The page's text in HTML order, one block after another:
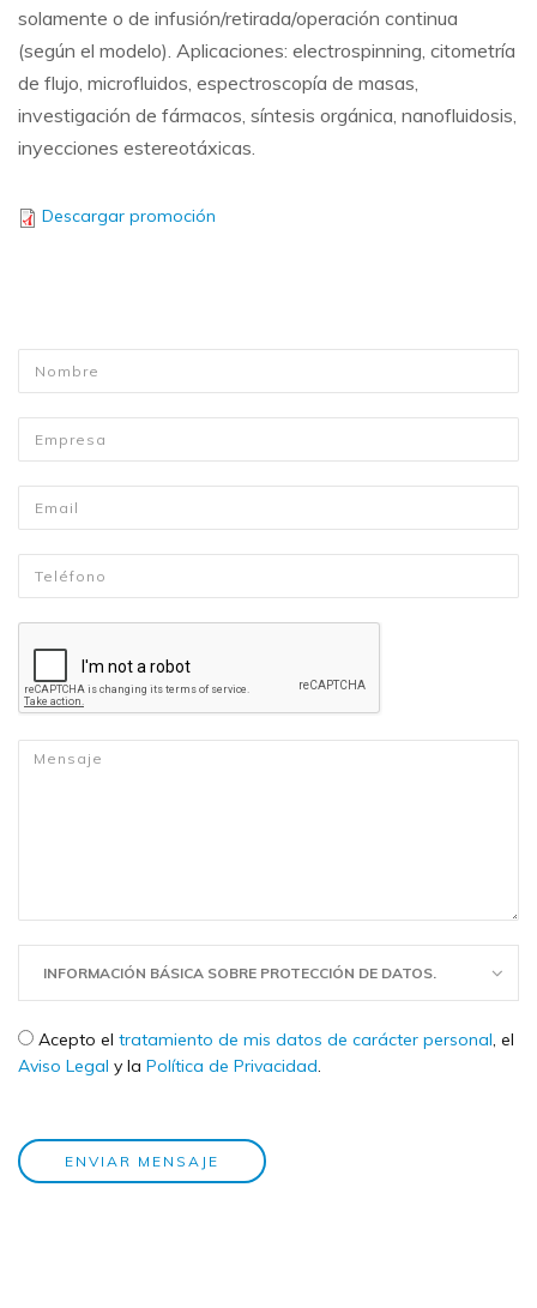
solamente o de infusión/retirada/operación continua
(según el modelo). Aplicaciones: electrospinning, citometría
de flujo, microfluidos, espectroscopía de masas,
investigación de fármacos, síntesis orgánica, nanofluidosis,
inyecciones estereotáxicas.
Descargar promoción
Nombre
Empresa
Email *
Telefono
Mensaje*
INFORMACIÓN BÁSICA SOBRE PROTECCIÓN DE DATOS.
Check legal *
Acepto el tratamiento de mis datos de carácter personal, el
Aviso Legal y la Política de Privacidad.
ENVIAR MENSAJE